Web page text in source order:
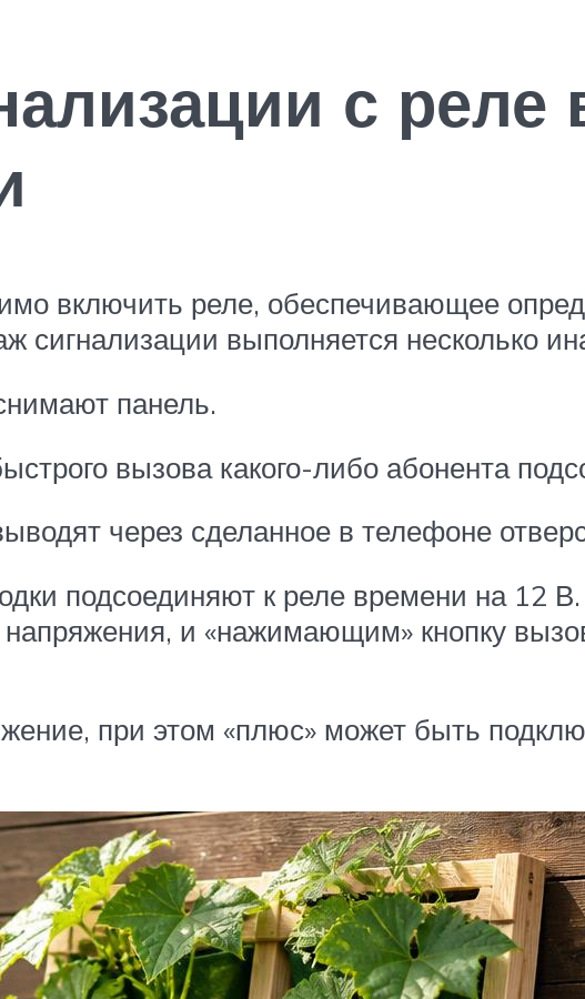
с реле
включить реле, обеспечивающее
сигнализации выполняется несколько
панель.
вызова какого-либо абонента
через сделанное в телефоне
подсоединяют к реле времени на 12
и «нажимающим» кнопку
при этом «плюс» может быть